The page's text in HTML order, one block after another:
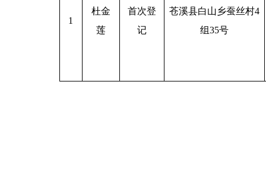
1
杜金
莲
首次登
记
苍溪县白山乡蚕丝村4
组35号